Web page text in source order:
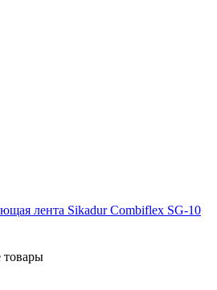
лента Sikadur Combiflex SG-10
товары